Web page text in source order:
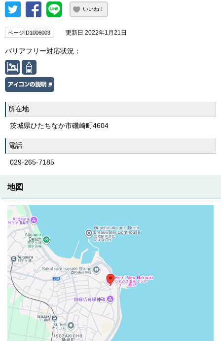
いいね！
ページID1006003 更新日 2022年1月21日
バリアフリー対応状況：
所在地
茨城県ひたちなか市磯崎町4604
電話
029-265-7185
地図